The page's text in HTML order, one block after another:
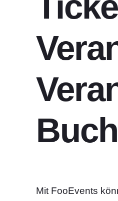
Mit FooEvents